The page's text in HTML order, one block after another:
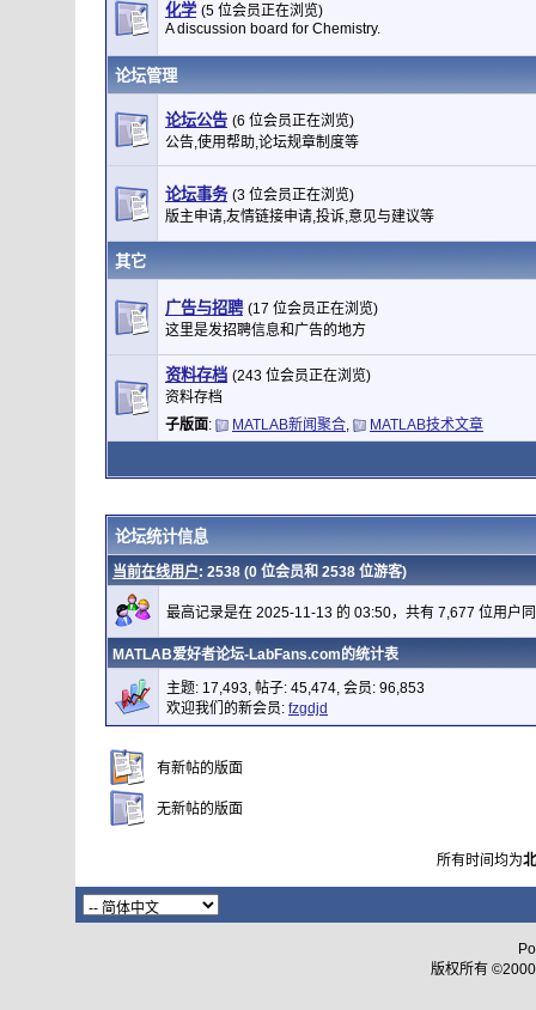
化学 (5 位会员正在浏览)
A discussion board for Chemistry.
论坛管理
论坛公告 (6 位会员正在浏览)
公告,使用帮助,论坛规章制度等
论坛事务 (3 位会员正在浏览)
版主申请,友情链接申请,投诉,意见与建议等
其它
广告与招聘 (17 位会员正在浏览)
这里是发招聘信息和广告的地方
资料存档 (243 位会员正在浏览)
资料存档
子版面: MATLAB新闻聚合, MATLAB技术文章
论坛统计信息
当前在线用户: 2538 (0 位会员和 2538 位游客)
最高记录是在 2025-11-13 的 03:50，共有 7,677 位用户
MATLAB爱好者论坛-LabFans.com的统计表
主题: 17,493, 帖子: 45,474, 会员: 96,853
欢迎我们的新会员: fzgdjd
有新帖的版面
无新帖的版面
所有时间均为
版权所有